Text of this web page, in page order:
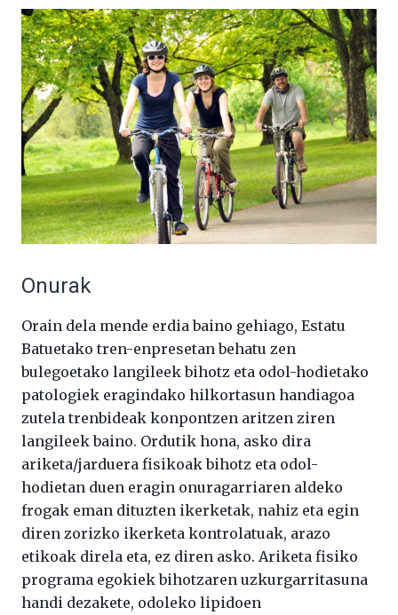
Onurak
Orain dela mende erdia baino gehiago, Estatu
Batuetako tren-enpresetan behatu zen
bulegoetako langileek bihotz eta odol-hodietako
patologiek eragindako hilkortasun handiagoa
zutela trenbideak konpontzen aritzen ziren
langileek baino. Ordutik hona, asko dira
ariketa/jarduera fisikoak bihotz eta odol-
hodietan duen eragin onuragarriaren aldeko
frogak eman dituzten ikerketak, nahiz eta egin
diren zorizko ikerketa kontrolatuak, arazo
etikoak direla eta, ez diren asko. Ariketa fisiko
programa egokiek bihotzaren uzkurgarritasuna
handi dezakete, odoleko lipidoen